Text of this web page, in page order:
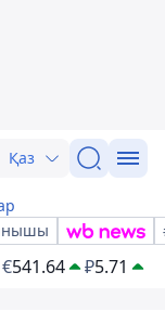
Қаз
€541.64 ₽5.71